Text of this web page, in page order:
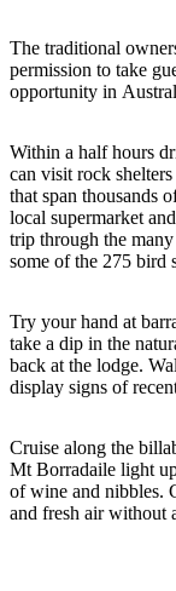
劃
您
的
行
搜
尋:
Sign
up
The traditional
permission to take
opportunity in
Within a half hours
can visit rock
that span thousands
local supermarket
trip through the
some of the 275 bird
Try your hand at
take a dip in the
back at the lodge.
display signs of
Cruise along the
Mt Borradaile light
of wine and nibbles.
and fresh air without